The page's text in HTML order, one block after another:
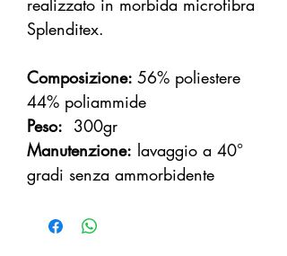
realizzato in morbida microfibra
Splenditex.
Composizione: 56% poliestere
44% poliammide
Peso: 300gr
Manutenzione: lavaggio a 40°
gradi senza ammorbidente